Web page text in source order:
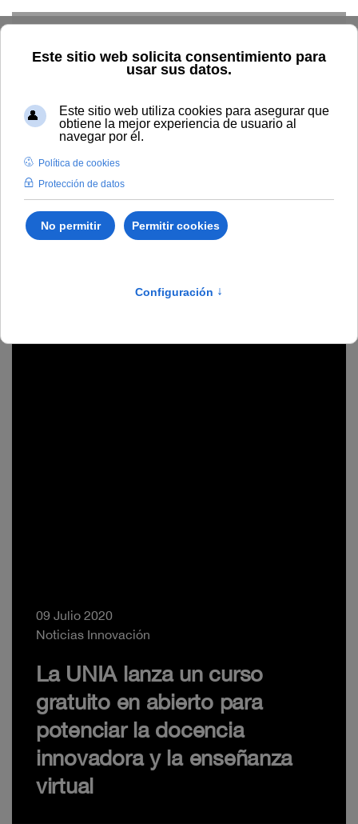
09 Julio 2020
Noticias Innovación
La UNIA lanza un curso
gratuito en abierto para
potenciar la docencia
innovadora y la enseñanza
virtual